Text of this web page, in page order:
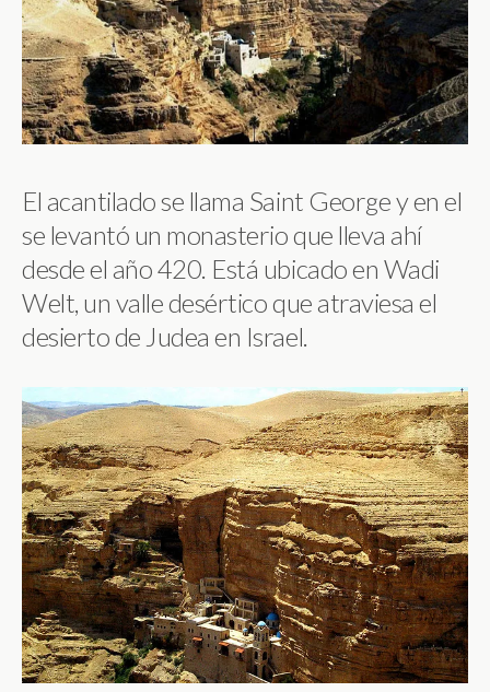
El acantilado se llama Saint George y en el
se levantó un monasterio que lleva ahí
desde el año 420. Está ubicado en Wadi
Welt, un valle desértico que atraviesa el
desierto de Judea en Israel.